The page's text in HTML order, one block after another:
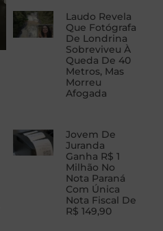
Laudo Revela
Que Fotógrafa
De Londrina
Sobreviveu À
Queda De 40
Metros, Mas
Morreu
Afogada
Jovem De
Juranda
Ganha R$ 1
Milhão No
Nota Paraná
Com Única
Nota Fiscal De
R$ 149,90